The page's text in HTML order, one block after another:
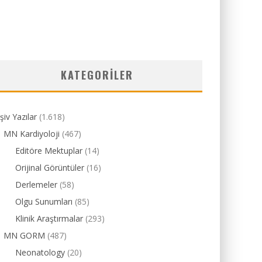
KATEGORILER
Yazılar (1.618)
MN Kardiyoloji (467)
Editöre Mektuplar (14)
Orijinal Görüntüler (16)
Derlemeler (58)
Olgu Sunumları (85)
Klinik Araştırmalar (293)
MN GORM (487)
Neonatology (20)